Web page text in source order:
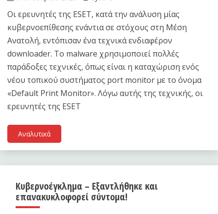
Οι ερευνητές της ESET, κατά την ανάλυση μίας
κυβερνοεπίθεσης ενάντια σε στόχους στη Μέση
Ανατολή, εντόπισαν ένα τεχνικά ενδιαφέρον
downloader. Το malware χρησιμοποιεί πολλές
παράδοξες τεχνικές, όπως είναι η καταχώριση ενός
νέου τοπικού συστήματος port monitor με το όνομα
«Default Print Monitor». Λόγω αυτής της τεχνικής, οι
ερευνητές της ESET
Αναλυτικά
Κυβερνοέγκλημα – Εξαντλήθηκε και
επανακυκλοφορεί σύντομα!